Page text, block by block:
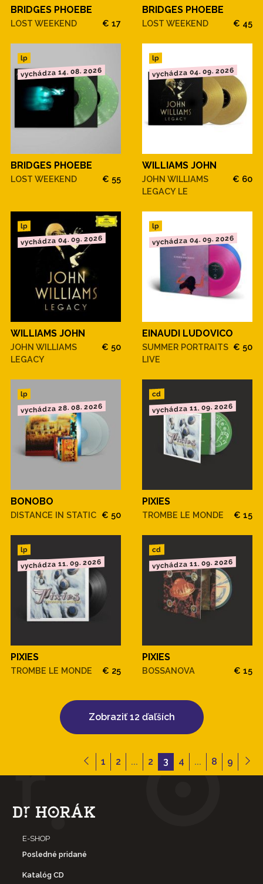
BRIDGES PHOEBE
LOST WEEKEND € 17
BRIDGES PHOEBE
LOST WEEKEND € 45
lp
vychádza 14. 08. 2026
BRIDGES PHOEBE
LOST WEEKEND € 55
lp
vychádza 04. 09. 2026
WILLIAMS JOHN
JOHN WILLIAMS
LEGACY LE
€ 60
lp
vychádza 04. 09. 2026
WILLIAMS JOHN
JOHN WILLIAMS
LEGACY
€ 50
lp
vychádza 04. 09. 2026
EINAUDI LUDOVICO
SUMMER PORTRAITS
LIVE
€ 50
lp
vychádza 28. 08. 2026
BONOBO
DISTANCE IN STATIC € 50
cd
vychádza 11. 09. 2026
PIXIES
TROMBE LE MONDE € 15
lp
vychádza 11. 09. 2026
PIXIES
TROMBE LE MONDE € 25
cd
vychádza 11. 09. 2026
PIXIES
BOSSANOVA € 15
Zobraziť 12 ďaľších
1 2 ... 2 3 4 ... 8 9
E-SHOP
Posledné pridané
Katalóg CD